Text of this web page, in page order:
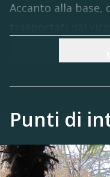
Accanto alla base,
sopraelevazione
specchia la statua
dell’originario
addossata una
Punti di